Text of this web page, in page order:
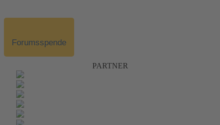
Forumsspende
PARTNER